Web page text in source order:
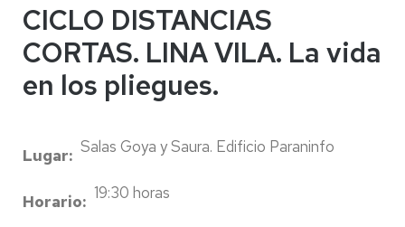
CICLO DISTANCIAS
CORTAS. LINA VILA. La vida
en los pliegues.
Lugar Salas Goya y Saura. Edificio Paraninfo
Horario 19:30 horas